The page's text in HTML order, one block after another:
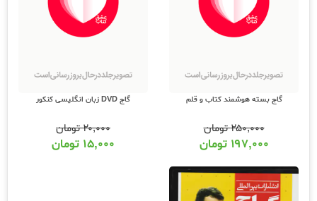
گاج بسته هوشمند کتاب و قلم
۲۵۰,۰۰۰تومان
۱۹۷,۰۰۰ تومان
گاج DVD زبان انگلیسی کنکور
۲۰,۰۰۰تومان
۱۵,۰۰۰ تومان